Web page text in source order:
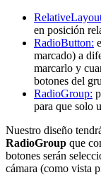
en posición
RadioButton:
marcado) a
marcarlo y
botones del
RadioGroup:
para que solo
Nuestro diseño
RadioGroup que
botones serán
cámara (como vista